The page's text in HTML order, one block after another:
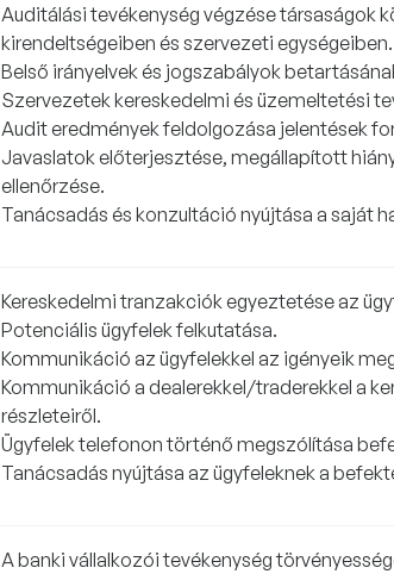
Auditálási tevékenység végzése társaságok
kirendeltségeiben és szervezeti egységeiben.
Belső irányelvek és jogszabályok
Szervezetek kereskedelmi és üzemeltetési
Audit eredmények feldolgozása jelentések
Javaslatok előterjesztése, megállapított
ellenőrzése.
Tanácsadás és konzultáció nyújtása a saját
Kereskedelmi tranzakciók egyeztetése az
Potenciális ügyfelek felkutatása.
Kommunikáció az ügyfelekkel az igényeik
Kommunikáció a dealerekkel/traderekkel a
részleteiről.
Ügyfelek telefonon történő megszólítása
Tanácsadás nyújtása az ügyfeleknek a
A banki vállalkozói tevékenység